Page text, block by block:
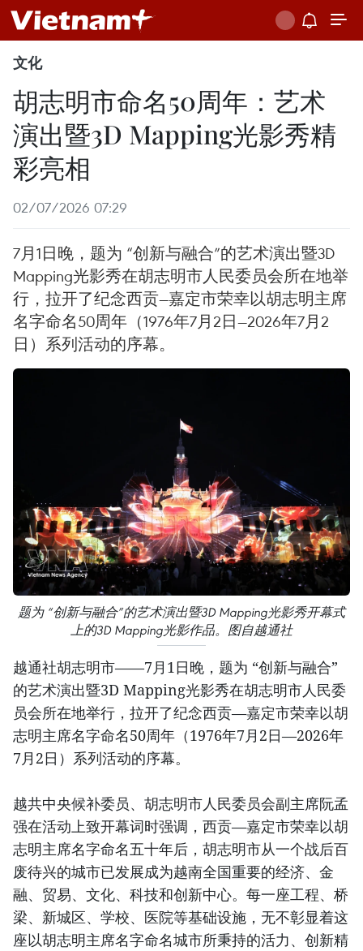
文化
胡志明市命名50周年：艺术
演出暨3D Mapping光影秀精
彩亮相
02/07/2026 07:29
7月1日晚，题为 “创新与融合”的艺术演出暨3D
Mapping光影秀在胡志明市人民委员会所在地举
行，拉开了纪念西贡—嘉定市荣幸以胡志明主席
名字命名50周年（1976年7月2日—2026年7月2
日）系列活动的序幕。
题为 “创新与融合”的艺术演出暨3D Mapping光影秀开幕式
上的3D Mapping光影作品。图自越通社
越通社胡志明市——7月1日晚，题为 “创新与融合”
的艺术演出暨3D Mapping光影秀在胡志明市人民委
员会所在地举行，拉开了纪念西贡—嘉定市荣幸以胡
志明主席名字命名50周年（1976年7月2日—2026年
7月2日）系列活动的序幕。
越共中央候补委员、胡志明市人民委员会副主席阮孟
强在活动上致开幕词时强调，西贡—嘉定市荣幸以胡
志明主席名字命名五十年后，胡志明市从一个战后百
废待兴的城市已发展成为越南全国重要的经济、金
融、贸易、文化、科技和创新中心。每一座工程、桥
梁、新城区、学校、医院等基础设施，无不彰显着这
座以胡志明主席名字命名城市所秉持的活力、创新精